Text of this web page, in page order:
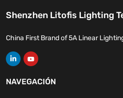
Shenzhen Litofis Lighting
China First Brand of 5A Linear
NAVEGACIÓN